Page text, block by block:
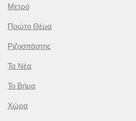
Μετρό
Πρώτο Θέμα
Ριζοσπάστης
Τα Νέα
Το Βήμα
Χώρα